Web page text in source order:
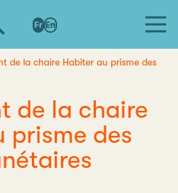
Fr En
de la chaire Habiter au prisme des
de la chaire
prisme des